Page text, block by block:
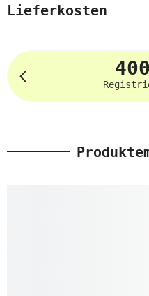
Lieferkosten